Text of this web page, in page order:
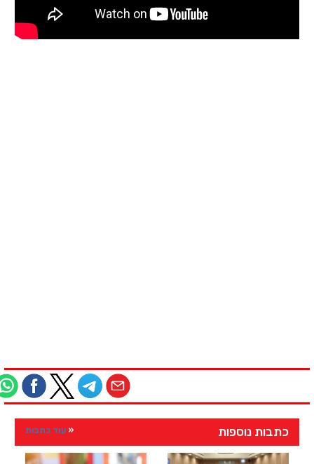
כתבות נוספות עוד כתבות